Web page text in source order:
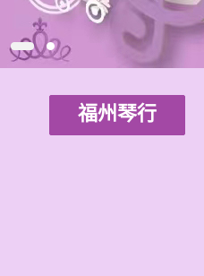
福州琴行